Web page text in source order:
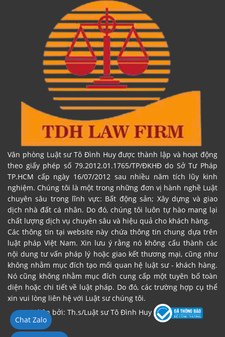
Văn phòng Luật sư Tô Đình Huy được thành lập và hoạt động
theo giấy phép số 79.2012.01.1765/TP/ĐKHĐ do Sở Tư Pháp
TP.HCM cấp ngày 16/07/2012 sau nhiều năm tích lũy kinh
nghiệm. Chúng tôi là một trong những đơn vị hành nghề Luật
chuyên sâu trong lĩnh vực: Bất động sản; Xây dựng và giao
dịch nhà đất cá nhân. Do đó, chúng tôi luôn tự hào mang lại
chất lượng dịch vụ chuyên sâu và hiệu quả cho khách hàng.
Các thông tin tại website này chứa thông tin chung dựa trên
luật pháp Việt Nam. Xin lưu ý rằng nó không cấu thành các
nội dung tư vấn pháp lý hoặc giao kết thương mại, cũng như
không nhằm mục đích tạo mối quan hệ luật sư - khách hàng.
Nó cũng không nhằm mục đích cung cấp một tuyên bố toàn
diện hoặc chi tiết về luật pháp. Do đó, các trường hợp cụ thể
xin vui lòng liên hệ với Luật sư chúng tôi.
Đại diện bởi: Th.s/Luật sư Tô Đình Huy
Chat Zalo